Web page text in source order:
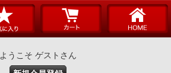
ようこそ ゲストさん